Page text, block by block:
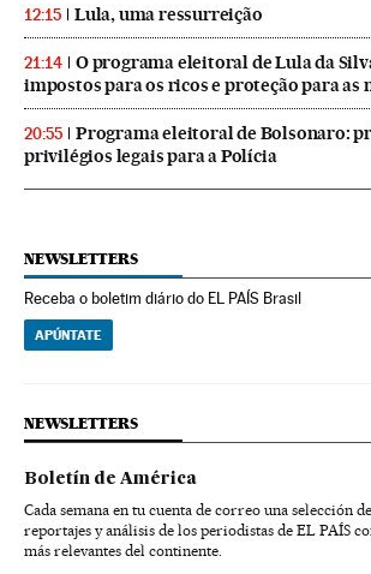
12:15 Lula, uma ressurreição
21:14
O programa eleitoral de Lula da
impostos para os ricos e proteção para as
20:55
Programa eleitoral de Bolsonaro:
privilégios legais para a Polícia
NEWSLETTERS
Receba o boletim diário do EL PAÍS Brasil
APÚNTATE
NEWSLETTERS
Boletín de América
Cada semana en tu cuenta de correo una selección
reportajes y análisis de los periodistas de EL PAÍS
más relevantes del continente.